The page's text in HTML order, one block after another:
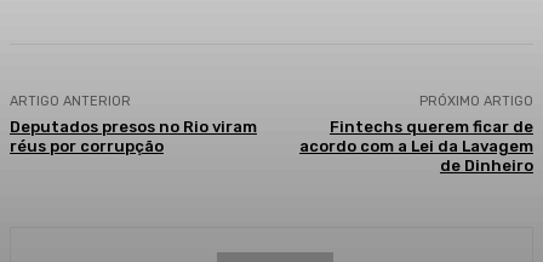
ARTIGO ANTERIOR
Deputados presos no Rio viram
réus por corrupção
PRÓXIMO ARTIGO
Fintechs querem ficar de
acordo com a Lei da Lavagem
de Dinheiro